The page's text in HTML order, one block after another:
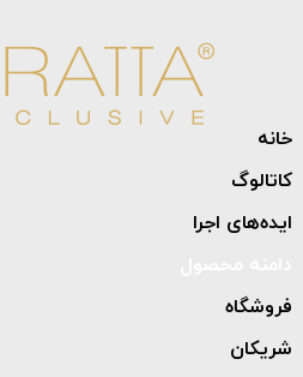
خانه
کاتالوگ
ایده‌های اجرا
فروشگاه
شریکان